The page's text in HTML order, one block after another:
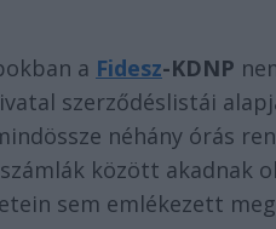
a Fidesz-KDNP
szerződéslistái
néhány órás
között akadnak
sem emlékezett